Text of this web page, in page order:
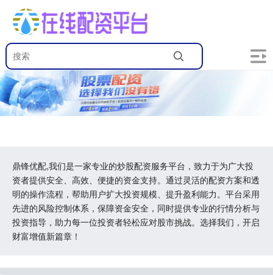
鼎锋优配,我们是一家专业的炒股配资服务平台，致力于为广大投
资者提供安全、高效、便捷的资金支持。通过灵活的配资方案和透
明的操作流程，帮助用户扩大投资规模、提升盈利能力。平台采用
先进的风险控制体系，保障资金安全，同时提供专业的行情分析与
投资指导，助力每一位投资者轻松应对股市挑战。选择我们，开启
财富增值新篇章！